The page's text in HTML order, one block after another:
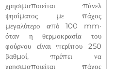
χρησιμοποιείται πάνελ
ψησίματος με πάχος
μεγαλύτερο από 100 mm·
όταν η θερμοκρασία του
φούρνου είναι περίπου 250
βαθμοί, πρέπει να
χρησιμοποιείται πάχος